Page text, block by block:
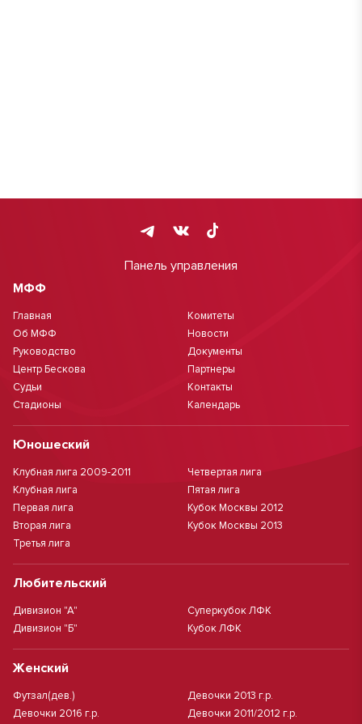
Панель управления
МФФ
Главная
Об МФФ
Руководство
Центр Бескова
Судьи
Стадионы
Комитеты
Новости
Документы
Партнеры
Контакты
Календарь
Юношеский
Клубная лига 2009-2011
Клубная лига
Первая лига
Вторая лига
Третья лига
Четвертая лига
Пятая лига
Кубок Москвы 2012
Кубок Москвы 2013
Любительский
Дивизион "А"
Дивизион "Б"
Суперкубок ЛФК
Кубок ЛФК
Женский
Футзал(дев.)
Девочки 2016 г.р.
Девочки 2013 г.р.
Девочки 2011/2012 г.р.